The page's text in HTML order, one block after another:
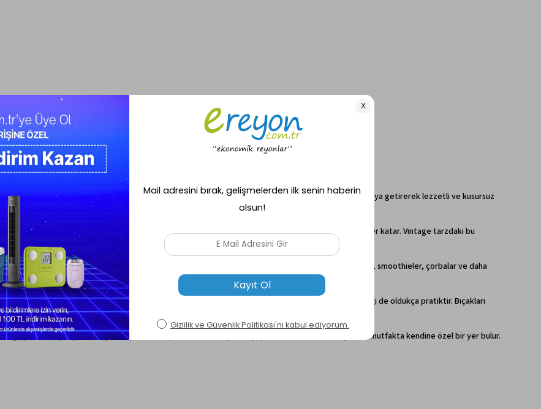
güçlü performansıyla da beklentilerinizi karşılar. Bu eşsiz blender, işlevsellik ve şıklığı bir araya getirerek lezzetli ve kusursuz
bir üründür. Geleneksel tasarımı, her mutfak dekoruna uyum sağlar ve mutfağınıza ayrı bir karakter katar. Vintage tarzdaki bu
kolaylaştırmak için tasarlanmıştır.
hızlı ve etkili bir şekilde karıştırır, doğrar ve püre haline getirir. Sizlere kusursuz kıvamlı soslar, smoothieler, çorbalar ve daha
bir fonksiyonuyla, istediğiniz kıvamı elde etmek için kontrolün sizde olduğunu hissedersiniz.
ve ergonomik tasarımı sayesinde herkesin rahatlıkla kullanabileceği bir üründür. Ayrıca, temizliği de oldukça pratiktir. Bıçakları
bir parçası olmaya adaydır. Üstün performansı, dayanıklı yapısı ve estetik tasarımıyla her mutfakta kendine özel bir yer bulur.